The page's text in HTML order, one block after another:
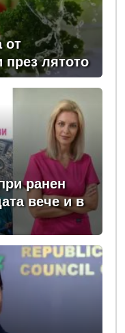
от
лятото
ранен
вече и в